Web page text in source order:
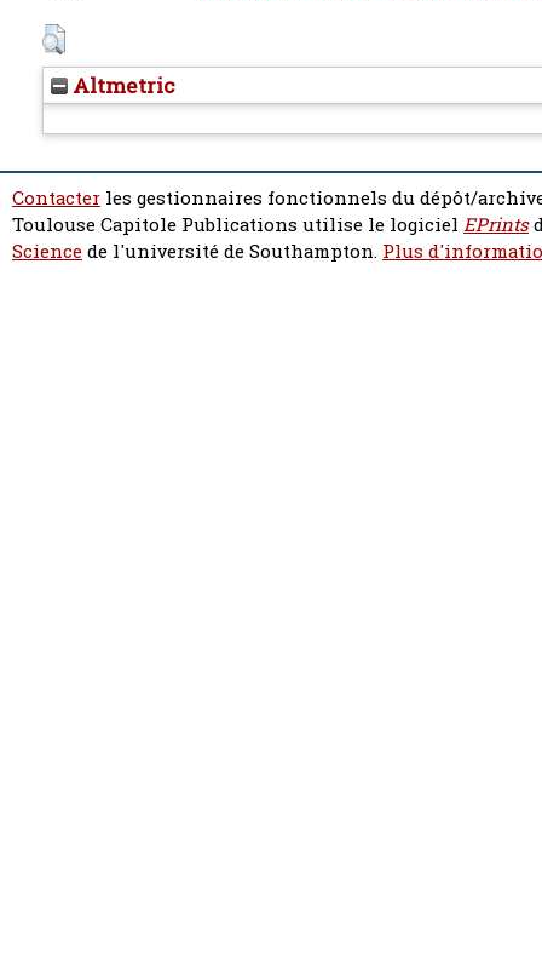
Altmetric
Contacter les gestionnaires fonctionnels du dépôt/
Toulouse Capitole Publications utilise le logiciel EPrints
Sciencede l'université de Southampton. Plus